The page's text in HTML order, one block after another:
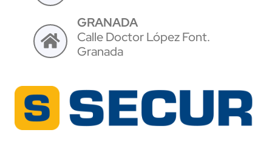
GRANADA
Calle Doctor López Font.
Granada